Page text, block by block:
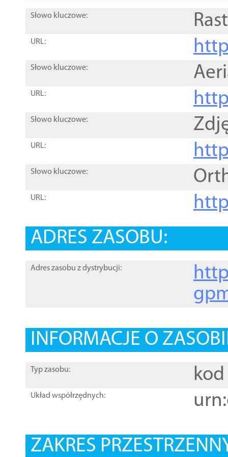
Słowo kluczowe:
URL:
Słowo kluczowe:
URL:
Słowo kluczowe:
URL:
Słowo kluczowe:
URL:
ADRES ZASOBU:
Adres zasobu z dystrybucji:
INFORMACJE O
Typ zasobu: kod
Układ współrzędnych:
ZAKRES